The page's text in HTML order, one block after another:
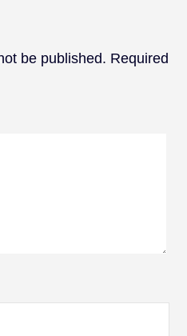
be published. Required